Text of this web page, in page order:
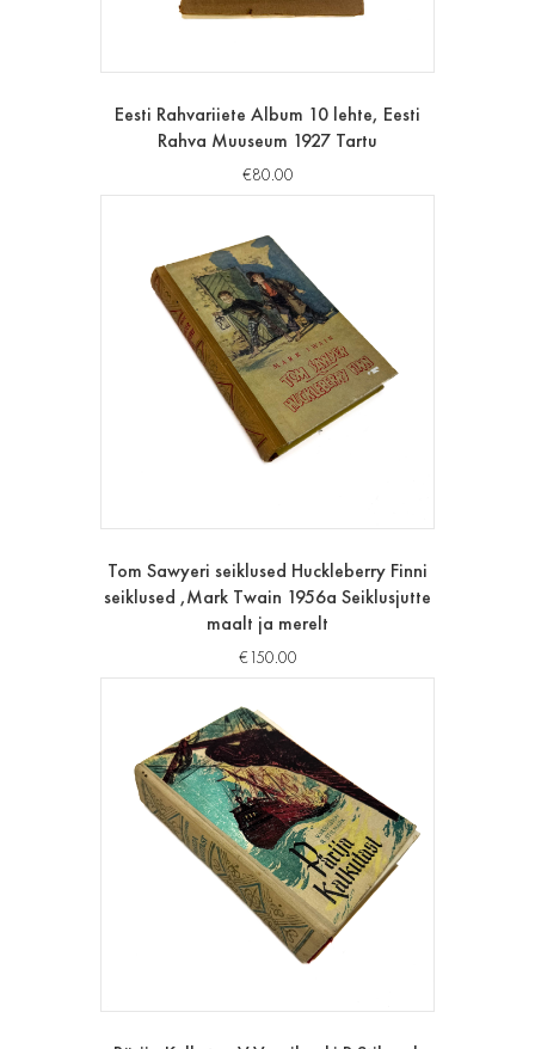
Eesti Rahvariiete Album 10 lehte, Eesti
Rahva Muuseum 1927 Tartu
€80.00
Tom Sawyeri seiklused Huckleberry Finni
seiklused ,Mark Twain 1956a Seiklusjutte
maalt ja merelt
€150.00